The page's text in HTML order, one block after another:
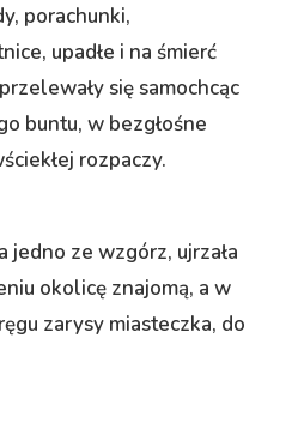
porachunki,
upadłe i na śmierć
się samochcąc
buntu, w bezgłośne
rozpaczy.
jedno ze wzgórz, ujrzała
okolicę znajomą, a w
zarysy miasteczka, do